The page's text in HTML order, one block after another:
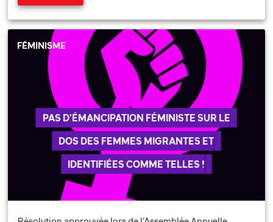
PAS D'ÉMANCIPATION FÉMINISTE SUR LE
DOS DES FEMMES MIGRANTES ET
IDENTIFIÉES COMME TELLES !
FÉMINISME